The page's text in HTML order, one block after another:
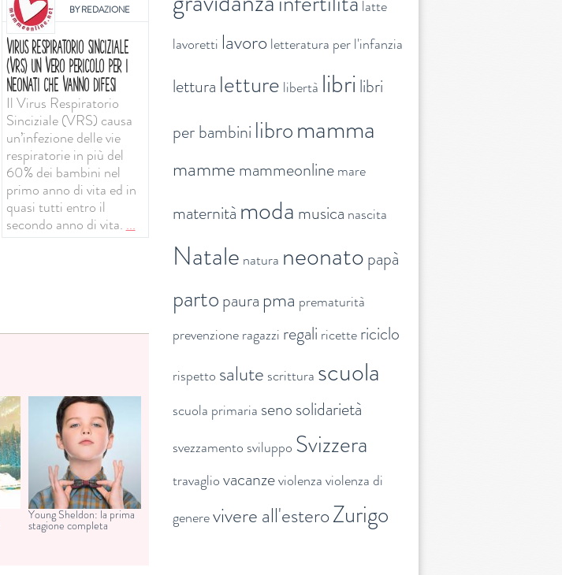
BYREDAZIONE
VIRUS RESPIRATORIO SINCIZIALE
(VRS) UN VERO PERICOLO PER I
NEONATI CHE VANNO DIFESI
Il Virus Respiratorio
Sinciziale (VRS) causa
un’infezione delle vie
respiratorie in più del
60% dei bambini nel
primo anno di vita ed in
quasi tutti entro il
secondo anno di vita. ...
Young Sheldon: la prima
stagione completa
latte
lavoretti lavoroletteratura per l'infanzia
lettura letture libertà libri libri
per bambini libromamma
mammemammeonlinemare
maternità moda musica nascita
Natale natura neonatopapà
partopaura pma prematurità
prevenzioneragazzi regali ricettericiclo
rispetto salute scrittura scuola
scuola primaria senosolidarietà
svezzamento sviluppo Svizzera
travaglio vacanzeviolenza violenza di
generevivere all'esteroZurigo